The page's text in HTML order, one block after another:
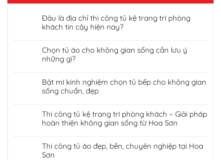
Đâu là địa chỉ thi công tủ kệ trang trí phòng
khách tin cậy hiện nay?
Chọn tủ áo cho không gian sống cần lưu ý
những gì?
Bật mí kinh nghiệm chọn tủ bếp cho không gian
sống chuẩn, đẹp
Thi công tủ kệ trang trí phòng khách – Giải pháp
hoàn thiện không gian sống từ Hoa Sơn
Thi công tủ áo đẹp, bền, chuyên nghiệp tại Hoa
Sơn